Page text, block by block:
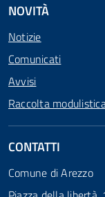
NOVITÀ
Notizie
Comunicati
Avvisi
Raccolta
CONTATTI
Comune di Arezzo